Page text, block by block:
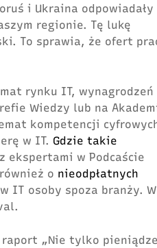
i Ukraina odpowiadały
regionie. Tę lukę
To sprawia, że ofert
rynku IT, wynagrodzeń
Wiedzy lub na
kompetencji
w IT. Gdzie takie
ekspertami w Podcaście
o nieodpłatnych
IT osoby spoza branży. W
raport „Nie tylko